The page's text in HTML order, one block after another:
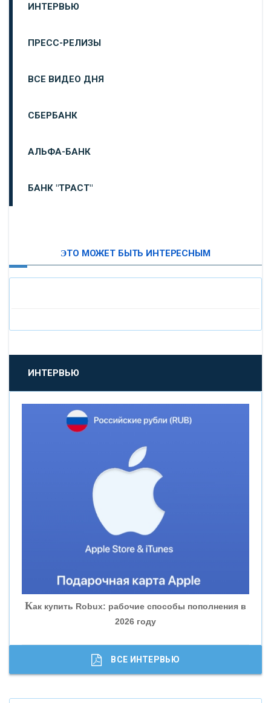
ИНТЕРВЬЮ
ПРЕСС-РЕЛИЗЫ
ВСЕ ВИДЕО ДНЯ
СБЕРБАНК
АЛЬФА-БАНК
БАНК "ТРАСТ"
«БАНК САНКТ-ПЕТЕРБУРГ»
«ПРОМСВЯЗЬБАНК»
«НОВИКОМБАНК»
«ВНЕШПРОМБАНК»
«БАНК ГЛОБЭКС»
«СОВКОМБАНК»
«ГАЗПРОМБАНК»
«МОСКОВСКИЙ КРЕДИТНЫЙ БАНК»
ЭТО МОЖЕТ БЫТЬ ИНТЕРЕСНЫМ
ИНТЕРВЬЮ
Как купить Robux: рабочие способы пополнения в
2026 году
ВСЕ ИНТЕРВЬЮ